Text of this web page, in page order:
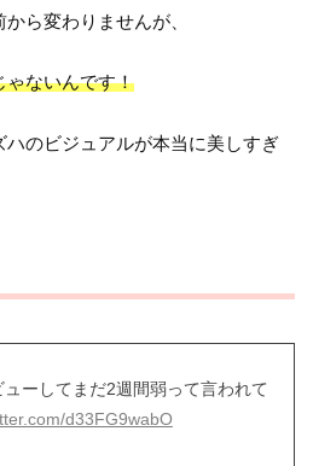
ら変わりませんが、
ゃないんです！
のビジュアルが本当に美しすぎ
ーしてまだ2週間弱って言われて
d33FG9wabO